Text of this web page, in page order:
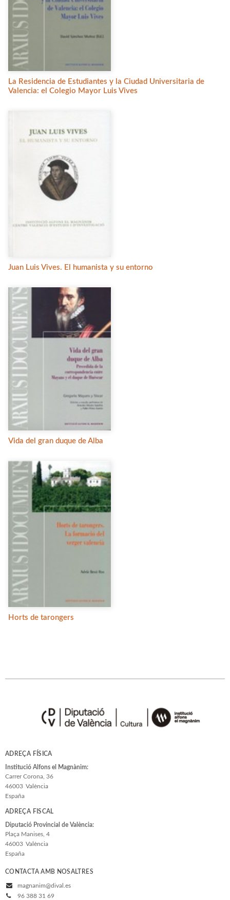
La Residencia de Estudiantes y la Ciudad Universitaria de
Valencia: el Colegio Mayor Luis Vives
Juan Luis Vives. El humanista y su entorno
Vida del gran duque de Alba
Horts de tarongers
ADREÇA FÍSICA
Institució Alfons el Magnànim:
Carrer Corona, 36
46003 València
España
ADREÇA FISCAL
Diputació Provincial de València:
Plaça Manises, 4
46003 València
España
CONTACTA AMB NOSALTRES
magnanim@dival.es
96 388 31 69